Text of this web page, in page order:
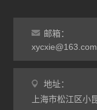
邮箱：
xycxie@163.com
地址：
上海市松江区小